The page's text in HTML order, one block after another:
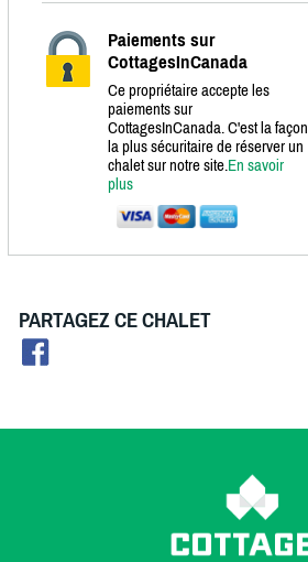
Paiements sur
CottagesInCanada
Ce propriétaire accepte les
paiements sur
CottagesInCanada. C'est la façon
la plus sécuritaire de réserver un
chalet sur notre site.En savoir
plus
PARTAGEZ CE CHALET